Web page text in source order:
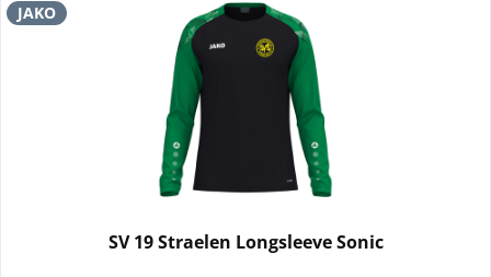
JAKO
SV 19 Straelen Longsleeve Sonic